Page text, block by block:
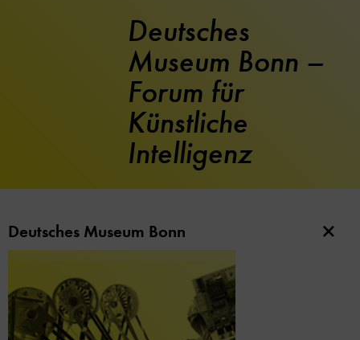
Deutsches
Museum Bonn –
Forum für
Künstliche
Intelligenz
Deutsches Museum Bonn